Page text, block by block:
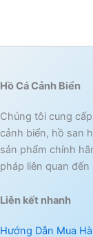
Hồ Cá Cảnh Biển
Chúng tôi cung
cảnh biển, hồ san
sản phẩm chính
pháp liên quan
Liên kết nhanh
Hướng Dẫn Mua